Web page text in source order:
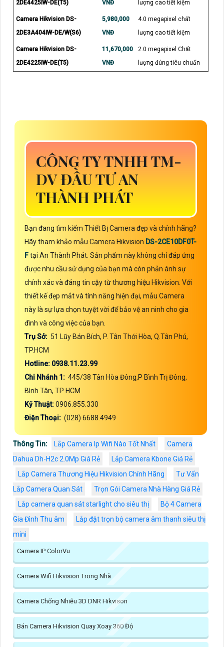
2DE4425IW-DE(T5) VNĐ lượng cao tiết kiệm
Camera Hikvision DS-
2DE3A404IW-DE/W(S6)
5,980,000
VNĐ
4.0 megapixel chất
lượng cao tiết kiệm
Camera Hikvision DS-
2DE4225IW-DE(T5)
11,670,000
VNĐ
2.0 megapixel Chất
lượng đúng tiêu chuẩn
CÔNG TY TNHH TM-
DV ĐẦU TƯ AN
THÀNH PHÁT
Bạn đang tìm kiếm Thiết Bị Camera đẹp và chính hãng?
Hãy tham khảo mẫu Camera Hikvision DS-2CE10DF0T-
Ftại An Thành Phát. Sản phẩm này không chỉ đáp ứng
được nhu cầu sử dụng của bạn mà còn phản ánh sự
chính xác và đáng tin cậy từ thương hiệu Hikvision. Với
thiết kế đẹp mắt và tính năng hiện đại, mẫu Camera
này là sự lựa chọn tuyệt vời để bảo vệ an ninh cho gia
đình và công việc của bạn.
Trụ Sở: 51 Lũy Bán Bích, P. Tân Thới Hòa, Q.Tân Phú,
TP.HCM
Hotline: 0938.11.23.99
Chi Nhánh 1: 445/38 Tân Hòa Đông,P Bình Trị Đông,
Bình Tân, TP HCM
Kỹ Thuật:0906.855.330
Điện Thoại: (028) 6688.4949
Thông Tin: Lắp Camera Ip Wifi Nào Tốt Nhất
Camera
Dahua Dh-H2c 2.0Mp Giá Rẻ
Lắp Camera Kbone Giá Rẻ
Lắp Camera Thương Hiệu Hikvision Chính Hãng
Tư Vấn
Lắp Camera Quan Sát
Trọn Gói Camera Nhà Hàng Giá Rẻ
Lắp camera quan sát starlight cho siêu thị
Bộ 4 Camera
Gia Đình Thu âm
Lắp đặt trọn bộ camera âm thanh siêu thị
mini
Camera IP ColorVu
Camera Wifi Hikvision Trong Nhà
Camera Chống Nhiễu 3D DNR Hikvison
Bán Camera Hikvision Quay Xoay 360 Độ